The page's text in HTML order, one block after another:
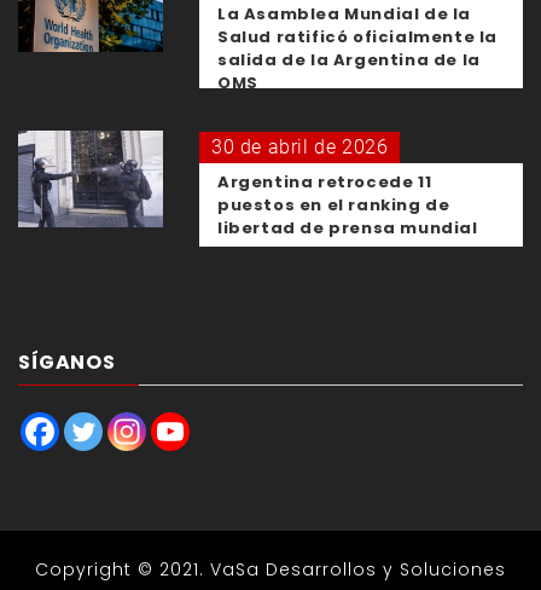
La Asamblea Mundial de la
Salud ratificó oficialmente la
salida de la Argentina de la
OMS
30 de abril de 2026
Argentina retrocede 11
puestos en el ranking de
libertad de prensa mundial
SÍGANOS
Copyright © 2021. VaSa Desarrollos y Soluciones